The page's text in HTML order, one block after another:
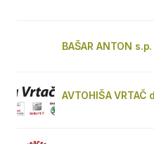
BAŠAR ANTON
AVTOHIŠA VRTAČ